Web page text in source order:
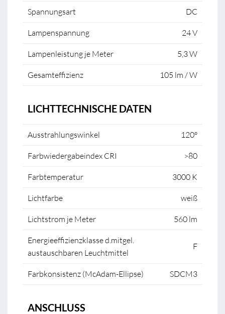
Spannungsart DC
Lampenspannung 24 V
Lampenleistung je Meter 5,3 W
Gesamteffizienz 105 lm / W
LICHTTECHNISCHE DATEN
Ausstrahlungswinkel 120°
Farbwiedergabeindex CRI >80
Farbtemperatur 3000 K
Lichtfarbe weiß
Lichtstrom je Meter 560 lm
Energieeffizienzklasse d.mitgel.
austauschbaren Leuchtmittel
F
Farbkonsistenz (McAdam-Ellipse) SDCM3
ANSCHLUSS